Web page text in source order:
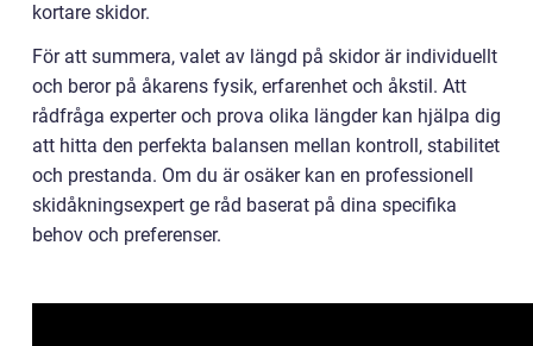
kortare skidor.
För att summera, valet av längd på skidor är individuellt
och beror på åkarens fysik, erfarenhet och åkstil. Att
rådfråga experter och prova olika längder kan hjälpa dig
att hitta den perfekta balansen mellan kontroll, stabilitet
och prestanda. Om du är osäker kan en professionell
skidåkningsexpert ge råd baserat på dina specifika
behov och preferenser.